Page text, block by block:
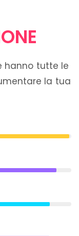
hanno tutte le
la tua